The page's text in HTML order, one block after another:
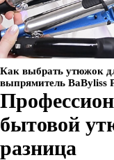
Как выбрать утюжок
выпрямитель BaByliss
бытовой
разница